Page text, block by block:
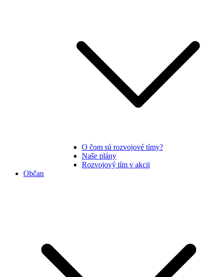
O čom sú rozvojové tímy?
Naše plány
Rozvojový tím v akcii
Občan